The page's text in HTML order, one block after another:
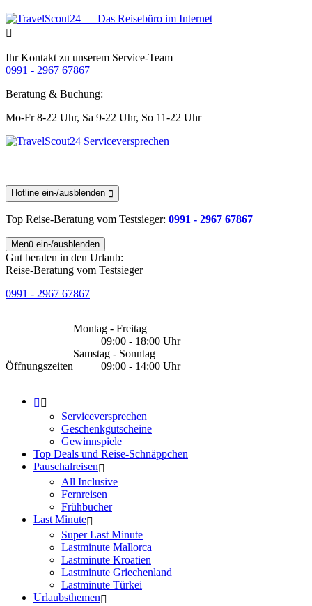
Ihr Kontakt zu unserem Service-Team
0991 - 2967 67867
Beratung & Buchung:
Mo-Fr 8-22 Uhr, Sa 9-22 Uhr, So 11-22 Uhr
Hotline ein-/ausblenden
Top Reise-Beratung vom Testsieger: 0991 - 2967 67867
Menü ein-/ausblenden
Gut beraten in den Urlaub:
Reise-Beratung vom Testsieger
0991 - 2967 67867
Öffnungszeiten
Montag - Freitag
09:00 - 18:00 Uhr
Samstag - Sonntag
09:00 - 14:00 Uhr
Serviceversprechen
Geschenkgutscheine
Gewinnspiele
Top Deals und Reise-Schnäppchen
Pauschalreisen
All Inclusive
Fernreisen
Frühbucher
Last Minute
Super Last Minute
Lastminute Mallorca
Lastminute Kroatien
Lastminute Griechenland
Lastminute Türkei
Urlaubsthemen